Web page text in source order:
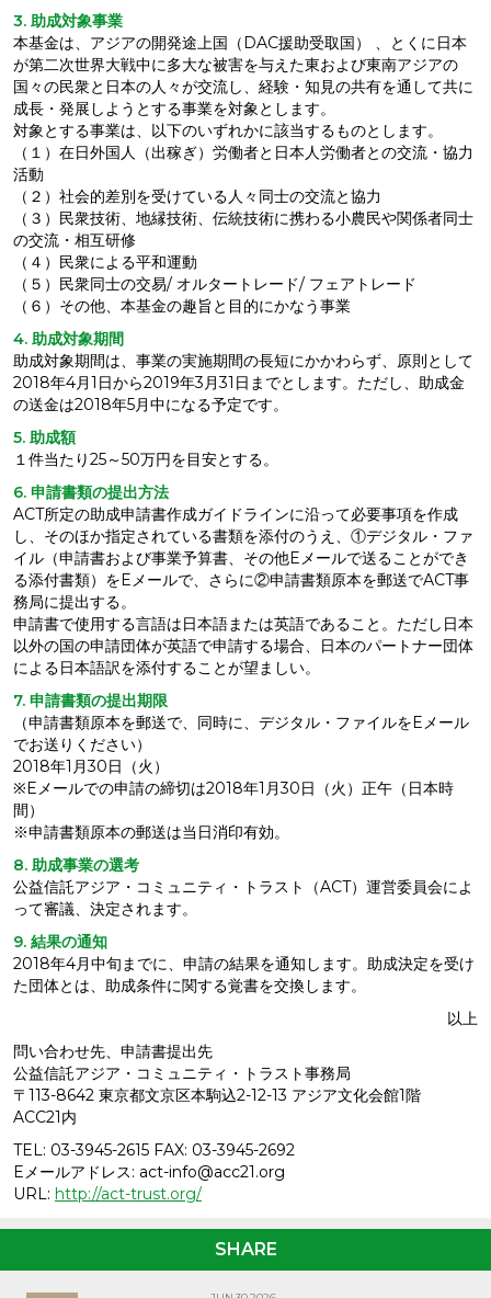
3. 助成対象事業
本基金は、アジアの開発途上国（DAC援助受取国） 、とくに日本
が第二次世界大戦中に多大な被害を与えた東および東南アジアの
国々の民衆と日本の人々が交流し、経験・知見の共有を通して共に
成長・発展しようとする事業を対象とします。
対象とする事業は、以下のいずれかに該当するものとします。
（１）在日外国人（出稼ぎ）労働者と日本人労働者との交流・協力
活動
（２）社会的差別を受けている人々同士の交流と協力
（３）民衆技術、地縁技術、伝統技術に携わる小農民や関係者同士
の交流・相互研修
（４）民衆による平和運動
（５）民衆同士の交易/ オルタートレード/ フェアトレード
（６）その他、本基金の趣旨と目的にかなう事業
4. 助成対象期間
助成対象期間は、事業の実施期間の長短にかかわらず、原則として
2018年4月1日から2019年3月31日までとします。ただし、助成金
の送金は2018年5月中になる予定です。
5. 助成額
１件当たり25～50万円を目安とする。
6. 申請書類の提出方法
ACT所定の助成申請書作成ガイドラインに沿って必要事項を作成
し、そのほか指定されている書類を添付のうえ、①デジタル・ファ
イル（申請書および事業予算書、その他Eメールで送ることができ
る添付書類）をEメールで、さらに②申請書類原本を郵送でACT事
務局に提出する。
申請書で使用する言語は日本語または英語であること。ただし日本
以外の国の申請団体が英語で申請する場合、日本のパートナー団体
による日本語訳を添付することが望ましい。
7. 申請書類の提出期限
（申請書類原本を郵送で、同時に、デジタル・ファイルをEメール
でお送りください）
2018年1月30日（火）
※Eメールでの申請の締切は2018年1月30日（火）正午（日本時
間）
※申請書類原本の郵送は当日消印有効。
8. 助成事業の選考
公益信託アジア・コミュニティ・トラスト（ACT）運営委員会によ
って審議、決定されます。
9. 結果の通知
2018年4月中旬までに、申請の結果を通知します。助成決定を受け
た団体とは、助成条件に関する覚書を交換します。
以上
問い合わせ先、申請書提出先
公益信託アジア・コミュニティ・トラスト事務局
〒113-8642 東京都文京区本駒込2-12-13 アジア文化会館1階
ACC21内
TEL: 03-3945-2615 FAX: 03-3945-2692
Eメールアドレス: act-info@acc21.org
URL: http://act-trust.org/
SHARE